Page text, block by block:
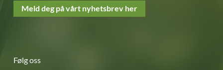
Meld deg på vårt nyhetsbrev her
Følg oss